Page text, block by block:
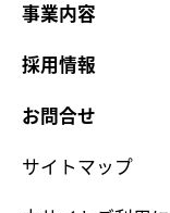
事業内容
採用情報
お問合せ
サイトマップ